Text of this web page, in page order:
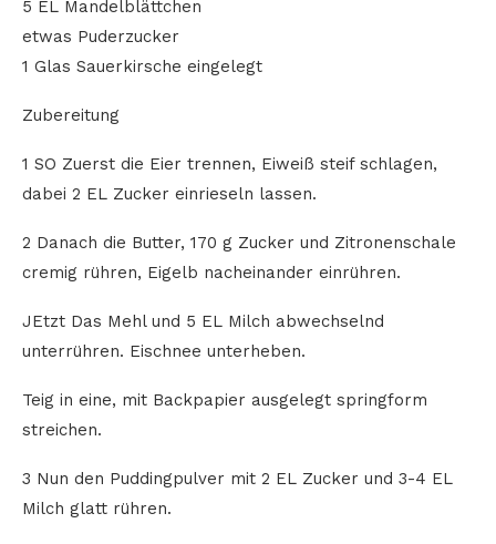
5 EL Mandelblättchen
etwas Puderzucker
1 Glas Sauerkirsche eingelegt
Zubereitung
1 SO Zuerst die Eier trennen, Eiweiß steif schlagen,
dabei 2 EL Zucker einrieseln lassen.
2 Danach die Butter, 170 g Zucker und Zitronenschale
cremig rühren, Eigelb nacheinander einrühren.
JEtzt Das Mehl und 5 EL Milch abwechselnd
unterrühren. Eischnee unterheben.
Teig in eine, mit Backpapier ausgelegt springform
streichen.
3 Nun den Puddingpulver mit 2 EL Zucker und 3-4 EL
Milch glatt rühren.